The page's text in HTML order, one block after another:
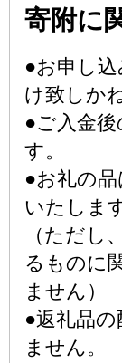
寄附に
●お申し
け致しか
●ご入金
す。
●お礼の
いたしま
（ただし
るものに
ません）
●返礼品
ません。